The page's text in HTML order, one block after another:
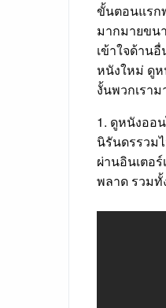
ขั้นตอนแรก
มากมายขน
เข้าใจด้าน
หนังใหม่ ดูห
งั้นพวกเรา
1. ดูหนังออ
นิรันดรรวม
ผ่านอินเตอ
พลาด รวมทั้